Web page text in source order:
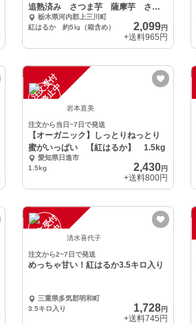
追熟済み さつま芋 薩摩芋 さつ
まいも お試し
栃木県河内郡上三川町
紅はるか 約5㎏（箱含め）
2,099円
+送料965円
注
文
受
付
停
止
中
岩本直美
注文から当日~7日で発送
【オーガニック】しっとりねっとり
蜜がいっぱい 【紅はるか】 1.5kg
愛知県日進市
1.5kg
2,430円
+送料800円
注
文
受
付
停
止
中 清水喜代子
注文から2~7日で発送
めっちゃ甘い！紅はるか3.5キロ入り
三重県多気郡明和町
3.5キロ入り
1,728円
+送料745円